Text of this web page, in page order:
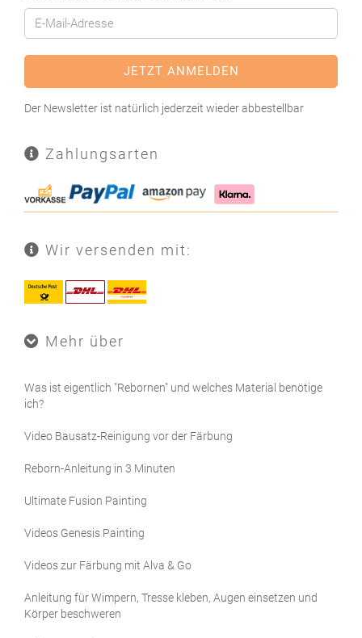
Der Newsletter ist natürlich jederzeit wieder abbestellbar
Zahlungsarten
Wir versenden mit:
Mehr über
Was ist eigentlich "Rebornen" und welches Material benötige
ich?
Video Bausatz-Reinigung vor der Färbung
Reborn-Anleitung in 3 Minuten
Ultimate Fusion Painting
Videos Genesis Painting
Videos zur Färbung mit Alva & Go
Anleitung für Wimpern, Tresse kleben, Augen einsetzen und
Körper beschweren